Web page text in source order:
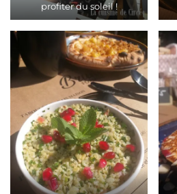
profiter du soleil !